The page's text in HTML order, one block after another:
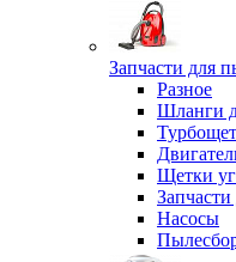
Запчасти для
Разное
Шланги
Щетки
Насосы